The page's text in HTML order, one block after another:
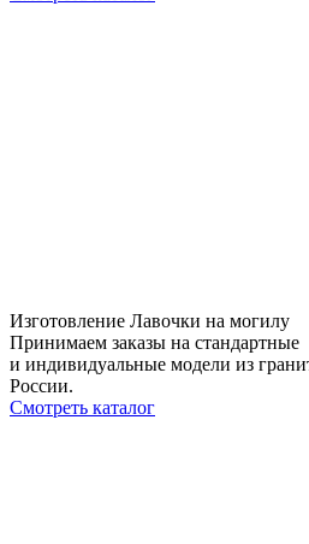
Изготовление Лавочки на могилу
Принимаем заказы на стандартные
и индивидуальные модели из
России.
Смотреть каталог